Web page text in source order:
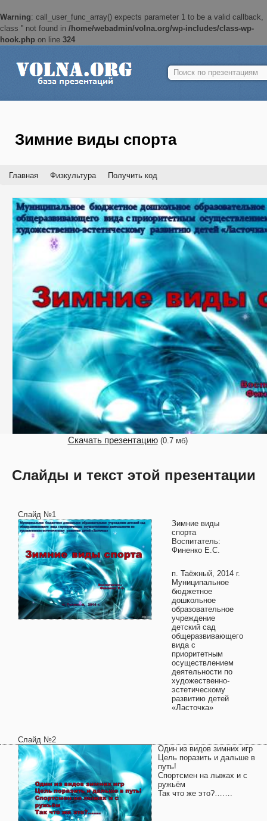
Warning: call_user_func_array() expects parameter 1 to be a valid callback,
class '' not found in /home/webadmin/volna.org/wp-includes/class-wp-
hook.php on line 324
Найти:
Зимние виды спорта
Главная Физкультура Получить код
Скачать презентацию(0.7 мб)
Слайды и текст этой презентации
Слайд №1
Зимние виды
спорта
Воспитатель:
Финенко Е.С.
п. Таёжный, 2014 г.
Муниципальное
бюджетное
дошкольное
образовательное
учреждение
детский сад
общеразвивающего
вида с
приоритетным
осуществлением
деятельности по
художественно-
эстетическому
развитию детей
«Ласточка»
Слайд №2
Один из видов зимних игр
Цель поразить и дальше в
путь!
Спортсмен на лыжах и с
ружьём
Так что же это?…….